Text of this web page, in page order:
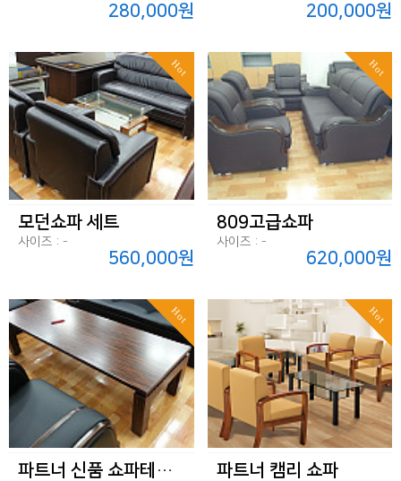
280,000원 200,000원
Hot
모던쇼파 세트
사이즈 : -
560,000원
Hot
809고급쇼파
사이즈 : -
620,000원
Hot
파트너 신품 쇼파테이블
Hot
파트너 캠리 쇼파